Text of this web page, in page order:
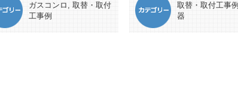
ガスコンロ , 取替・取付
工事例
取替・取付工事例
器